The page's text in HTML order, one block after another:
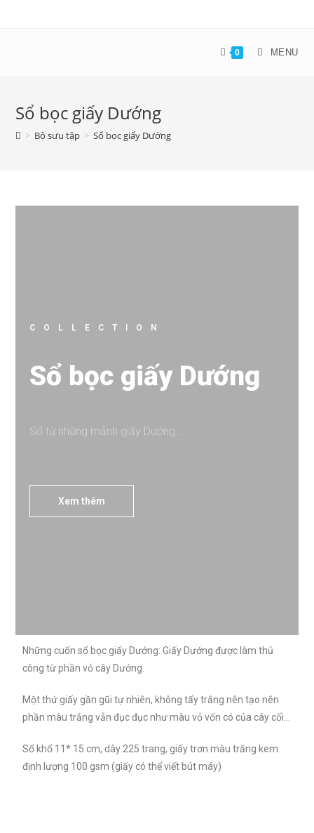
0 MENU
Sổ bọc giấy Dướng
> Bộ sưu tập > Sổ bọc giấy Dướng
COLLECTION
Sổ bọc giấy Dướng
Sổ từ những mảnh giấy Dướng….
Xem thêm
Những cuốn sổ bọc giấy Dướng: Giấy Dướng được làm thủ
công từ phần vỏ cây Dướng.
Một thứ giấy gần gũi tự nhiên, không tẩy trắng nên tạo nên
phần màu trắng vẫn đục đục như màu vỏ vốn có của cây cối…
Sổ khổ 11* 15 cm, dày 225 trang, giấy trơn màu trắng kem
định lượng 100 gsm (giấy có thể viết bút máy)